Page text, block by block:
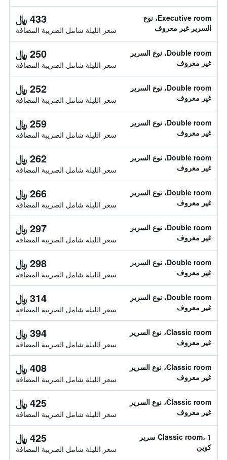
Executive room، نوع
السرير غير معروف
433 ﷼
سعر الليلة شامل الصريبة المضافة
Double room، نوع السرير
غير معروف
250 ﷼
سعر الليلة شامل الصريبة المضافة
Double room، نوع السرير
غير معروف
252 ﷼
سعر الليلة شامل الصريبة المضافة
Double room، نوع السرير
غير معروف
259 ﷼
سعر الليلة شامل الصريبة المضافة
Double room، نوع السرير
غير معروف
262 ﷼
سعر الليلة شامل الصريبة المضافة
Double room، نوع السرير
غير معروف
266 ﷼
سعر الليلة شامل الصريبة المضافة
Double room، نوع السرير
غير معروف
297 ﷼
سعر الليلة شامل الصريبة المضافة
Double room، نوع السرير
غير معروف
298 ﷼
سعر الليلة شامل الصريبة المضافة
Double room، نوع السرير
غير معروف
314 ﷼
سعر الليلة شامل الصريبة المضافة
Classic room، نوع السرير
غير معروف
394 ﷼
سعر الليلة شامل الصريبة المضافة
Classic room، نوع السرير
غير معروف
408 ﷼
سعر الليلة شامل الصريبة المضافة
Classic room، نوع السرير
غير معروف
425 ﷼
سعر الليلة شامل الصريبة المضافة
Classic room، 1 سرير
كوين
425 ﷼
سعر الليلة شامل الصريبة المضافة